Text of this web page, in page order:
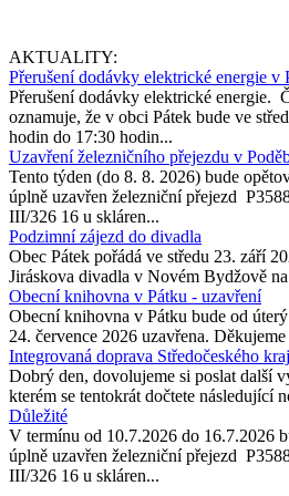
AKTUALITY:
Přerušení dodávky elektrické energie v
Přerušení dodávky elektrické energie.
oznamuje, že v obci Pátek bude ve
hodin do 17:30 hodin...
Uzavření železničního přejezdu v
Tento týden (do 8. 8. 2026) bude
úplně uzavřen železniční přejezd
III/326 16 u skláren...
Podzimní zájezd do divadla
Obec Pátek pořádá ve středu 23. září
Jiráskova divadla v Novém Bydžově
Obecní knihovna v Pátku - uzavření
Obecní knihovna v Pátku bude od
24. července 2026 uzavřena.
Integrovaná doprava Středočeského
Dobrý den, dovolujeme si poslat další
kterém se tentokrát dočtete
Důležité
V termínu od 10.7.2026 do 16.7.2026
úplně uzavřen železniční přejezd
III/326 16 u skláren...